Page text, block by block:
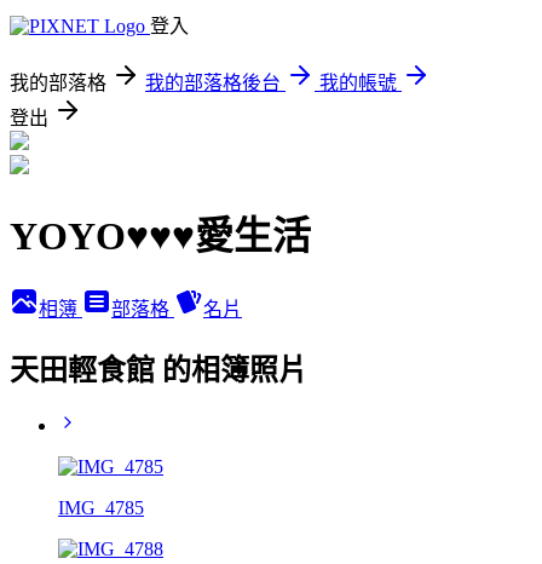
登入
我的部落格 我的部落格後台
我的帳號
登出
YOYO♥♥♥愛生活
相簿 部落格 名片
天田輕食館 的相簿照片
IMG_4785